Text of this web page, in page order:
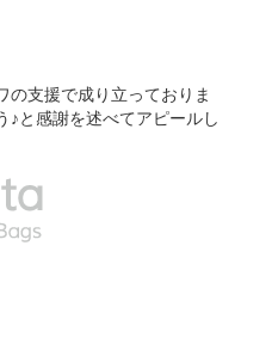
の支援で成り立っておりま
♪と感謝を述べてアピールし